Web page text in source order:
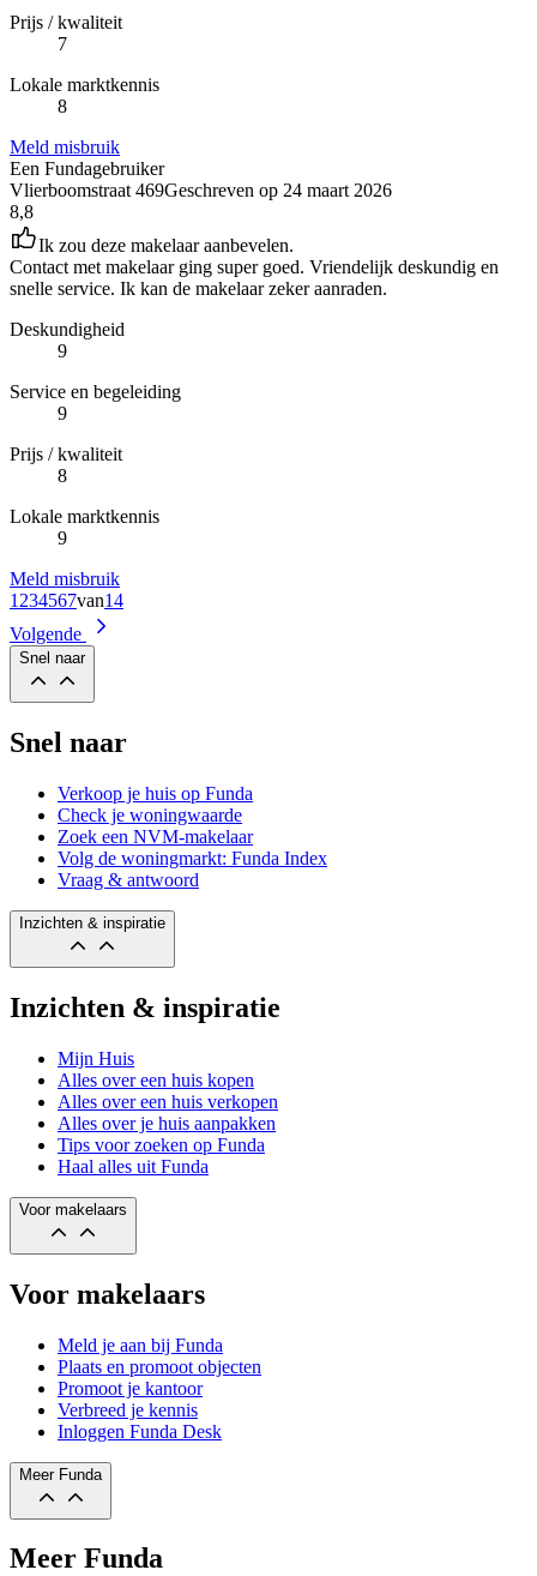
Prijs / kwaliteit
7
Lokale marktkennis
8
Meld misbruik
Een Fundagebruiker
Vlierboomstraat 469Geschreven op 24 maart 2026
8,8
Ik zou deze makelaar aanbevelen.
Contact met makelaar ging super goed. Vriendelijk deskundig en
snelle service. Ik kan de makelaar zeker aanraden.
Deskundigheid
9
Service en begeleiding
9
Prijs / kwaliteit
8
Lokale marktkennis
9
Meld misbruik
1 234567van14
Volgende
Snel naar
Snel naar
Verkoop je huis op Funda
Check je woningwaarde
Zoek een NVM-makelaar
Volg de woningmarkt: Funda Index
Vraag & antwoord
Inzichten & inspiratie
Inzichten & inspiratie
Mijn Huis
Alles over een huis kopen
Alles over een huis verkopen
Alles over je huis aanpakken
Tips voor zoeken op Funda
Haal alles uit Funda
Voor makelaars
Voor makelaars
Meld je aan bij Funda
Plaats en promoot objecten
Promoot je kantoor
Verbreed je kennis
Inloggen Funda Desk
Meer Funda
Meer Funda